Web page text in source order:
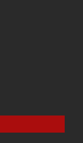
e
a
na